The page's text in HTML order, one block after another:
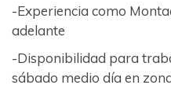
-Experiencia como
adelante
-Disponibilidad para
sábado medio día en